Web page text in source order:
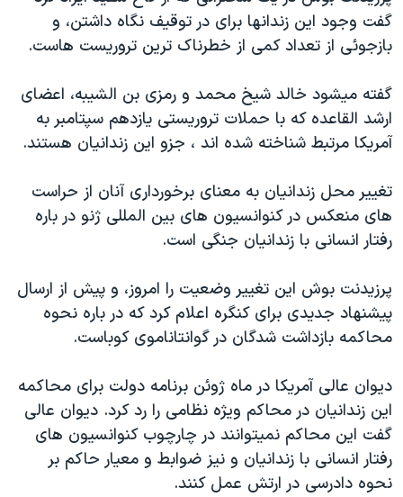
اسرائیل در جنگ
آرشیو پخش زنده
ورزش زنان در ایران
مجموعه مستندهای دادخواهی
تریبونال مردمی آبان ۹۸
چهل سال گروگان‌گیری
قانون شفافیت دارائی کادر رهبری ایران
اسرائیل در جنگ
نرگس محمدی برنده جایزه نوبل صلح
صفحه‌های ویژه
سفر پرزیدنت ترامپ به چین
زبانهای مختلف
گفت وجود اين زندانها برای در توقيف نگاه داشتن، و
بازجوئی از تعداد کمی از خطرناک ترين تروريست هاست.
گفته ميشود خالد شيخ محمد و رمزی بن الشيبه، اعضای
ارشد القاعده که با حملات تروريستی يازدهم سپتامبر به
آمريکا مرتبط شناخته شده اند ، جزو اين زندانيان هستند.
تغيير محل زندانيان به معنای برخورداری آنان از حراست
های منعکس در کنوانسيون های بين المللی ژنو در باره
رفتار انسانی با زندانيان جنگی است.
پرزيدنت بوش اين تغيير وضعيت را امروز، و پيش از ارسال
پيشنهاد جديدی برای کنگره اعلام کرد که در باره نحوه
محاکمه بازداشت شدگان در گوانتاناموی کوباست.
ديوان عالی آمريکا در ماه ژوئن برنامه دولت برای محاکمه
اين زندانيان در محاکم ويژه نظامی را رد کرد. ديوان عالی
گفت اين محاکم نميتوانند در چارچوب کنوانسيون های
رفتار انسانی با زندانيان و نيز ضوابط و معيار حاکم بر
نحوه دادرسی در ارتش عمل کنند.